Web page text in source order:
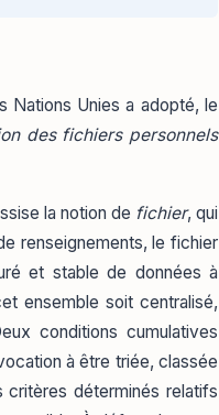
Nations Unies a adopté, le
des fichiers personnels
la notion de fichier, qui
renseignements, le fichier
et stable de données à
ensemble soit centralisé,
conditions cumulatives
à être triée, classée
critères déterminés relatifs